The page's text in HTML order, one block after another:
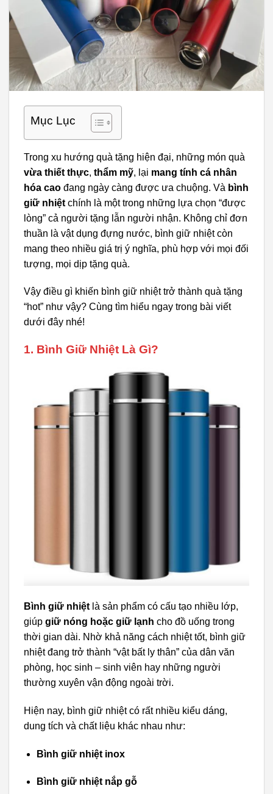
Mục Lục
Trong xu hướng quà tặng hiện đại, những món quà
vừa thiết thực, thẩm mỹ, lại mang tính cá nhân
hóa cao đang ngày càng được ưa chuộng. Và bình
giữ nhiệt chính là một trong những lựa chọn “được
lòng” cả người tặng lẫn người nhận. Không chỉ đơn
thuần là vật dụng đựng nước, bình giữ nhiệt còn
mang theo nhiều giá trị ý nghĩa, phù hợp với mọi đối
tượng, mọi dịp tặng quà.
Vậy điều gì khiến bình giữ nhiệt trở thành quà tặng
“hot” như vậy? Cùng tìm hiểu ngay trong bài viết
dưới đây nhé!
1. Bình Giữ Nhiệt Là Gì?
Bình giữ nhiệt là sản phẩm có cấu tạo nhiều lớp,
giúp giữ nóng hoặc giữ lạnh cho đồ uống trong
thời gian dài. Nhờ khả năng cách nhiệt tốt, bình giữ
nhiệt đang trở thành “vật bất ly thân” của dân văn
phòng, học sinh – sinh viên hay những người
thường xuyên vận động ngoài trời.
Hiện nay, bình giữ nhiệt có rất nhiều kiểu dáng,
dung tích và chất liệu khác nhau như:
Bình giữ nhiệt inox
Bình giữ nhiệt nắp gỗ